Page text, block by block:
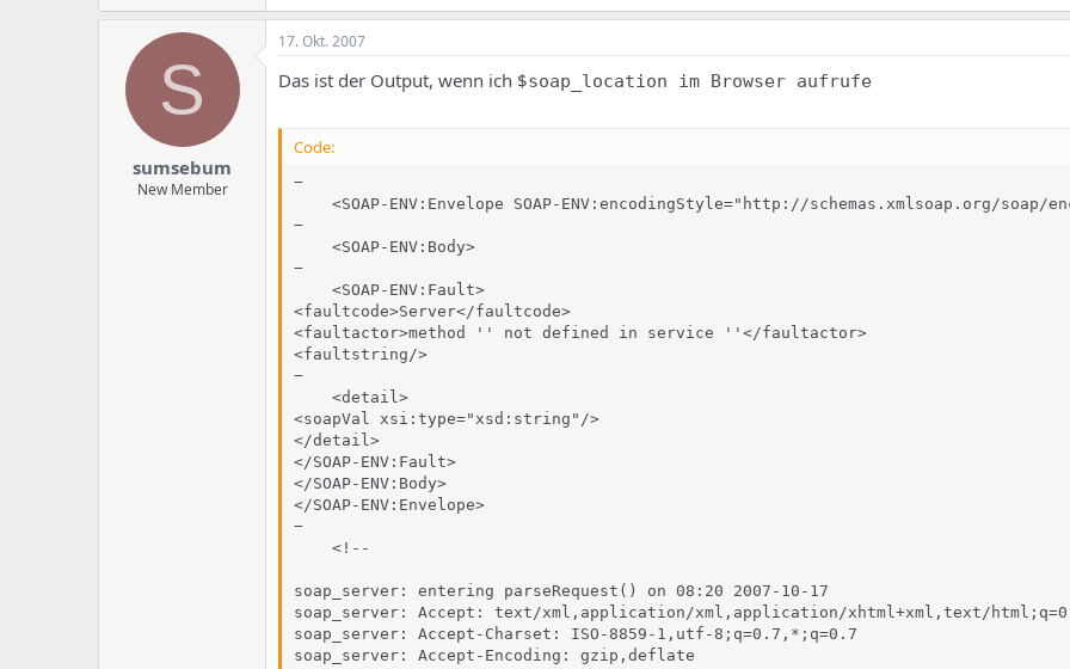
S
sumsebum
New Member
17. Okt. 2007
Das ist der Output, wenn ich $soap_location im Browser aufrufe
Code:
−
<SOAP-ENV:Envelope SOAP-ENV:encodingStyle="http://schemas.xmlsoap.org/soap/
−
    <SOAP-ENV:Body>
−
    <SOAP-ENV:Fault>
<faultcode>Server</faultcode>
<faultactor>method '' not defined in service ''</faultactor>
<faultstring/>
−
    <detail>
<soapVal xsi:type="xsd:string"/>
</detail>
</SOAP-ENV:Fault>
</SOAP-ENV:Body>
</SOAP-ENV:Envelope>
−
    <!--
soap_server: entering parseRequest() on 08:20 2007-10-17
soap_server: Accept: text/xml,application/xml,application/xhtml+xml,text/
soap_server: Accept-Charset: ISO-8859-1,utf-8;q=0.7,*;q=0.7
soap_server: Accept-Encoding: gzip,deflate